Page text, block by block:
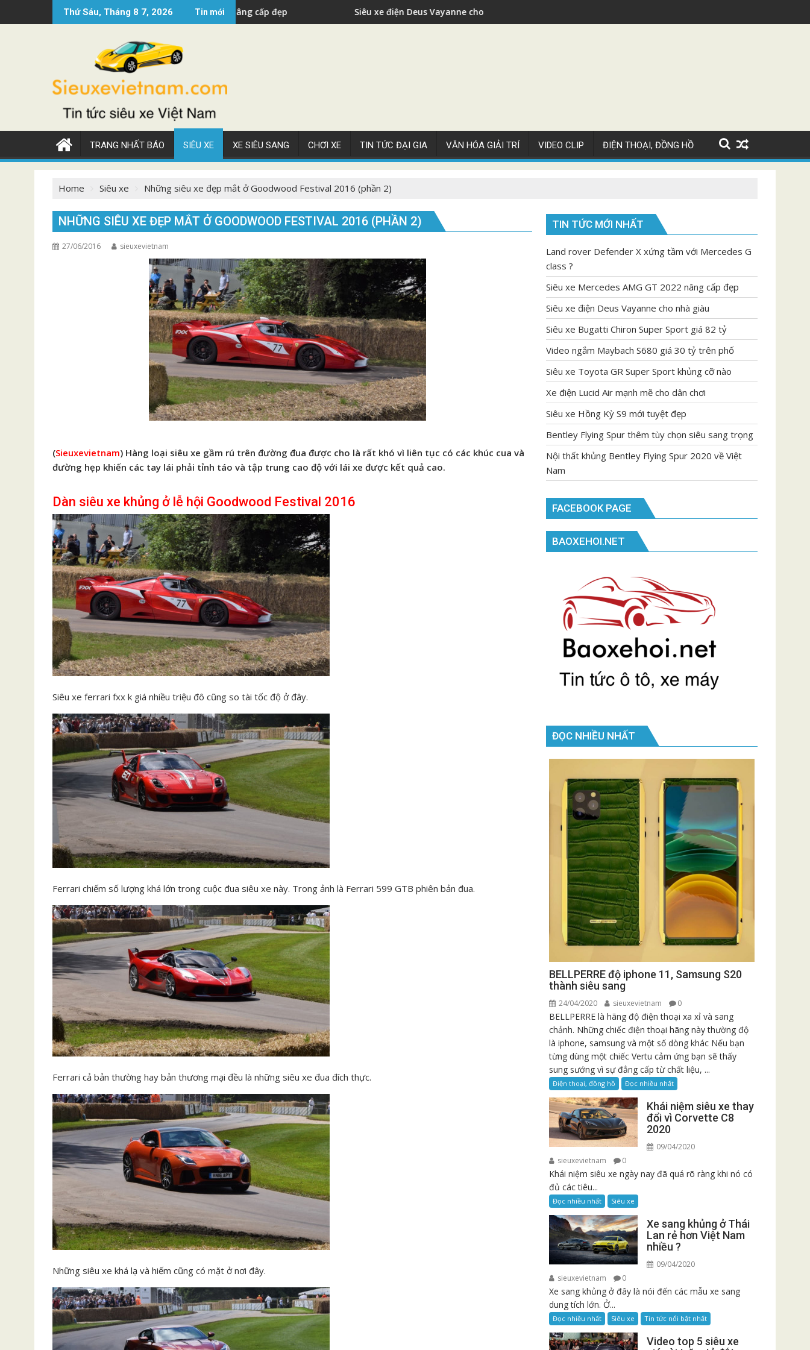
to
Thứ Sáu, Tháng 8 7, 2026 Tin mới
Mercedes AMG GT 2022 nâng cấp đẹp Siêu xe điện Deus Vayanne cho nhà giàu
TRANG NHẤT BÁO SIÊU XE XE SIÊU SANG CHƠI XE TIN TỨC ĐẠI GIA VĂN HÓA GIẢI TRÍ VIDEO CLIP ĐIỆN THOẠI, ĐỒNG HỒ
Home Siêu xe Những siêu xe đẹp mắt ở Goodwood Festival 2016 (phần 2)
NHỮNG SIÊU XE ĐẸP MẮT Ở GOODWOOD FESTIVAL 2016 (PHẦN 2)
27/06/2016 sieuxevietnam
(Sieuxevietnam) Hàng loại siêu xe gầm rú trên đường đua được cho là rất khó vì liên tục có các khúc cua và
đường hẹp khiến các tay lái phải tỉnh táo và tập trung cao độ với lái xe được kết quả cao.
Dàn siêu xe khủng ở lễ hội Goodwood Festival 2016
Siêu xe ferrari fxx k giá nhiều triệu đô cũng so tài tốc độ ở đây.
Ferrari chiếm số lượng khá lớn trong cuộc đua siêu xe này. Trong ảnh là Ferrari 599 GTB phiên bản đua.
Ferrari cả bản thường hay bản thương mại đều là những siêu xe đua đích thực.
Những siêu xe khá lạ và hiếm cũng có mặt ở nơi đây.
TIN TỨC MỚI NHẤT
Land rover Defender X xứng tầm với Mercedes G
class ?
Siêu xe Mercedes AMG GT 2022 nâng cấp đẹp
Siêu xe điện Deus Vayanne cho nhà giàu
Siêu xe Bugatti Chiron Super Sport giá 82 tỷ
Video ngắm Maybach S680 giá 30 tỷ trên phố
Siêu xe Toyota GR Super Sport khủng cỡ nào
Xe điện Lucid Air mạnh mẽ cho dân chơi
Siêu xe Hồng Kỳ S9 mới tuyệt đẹp
Bentley Flying Spur thêm tùy chọn siêu sang trọng
Nội thất khủng Bentley Flying Spur 2020 về Việt
Nam
FACEBOOK PAGE
BAOXEHOI.NET
ĐỌC NHIỀU NHẤT
BELLPERRE độ iphone 11, Samsung S20
thành siêu sang
24/04/2020 sieuxevietnam 0
BELLPERRE là hãng độ điện thoại xa xỉ và sang
chảnh. Những chiếc điện thoại hãng này thường độ
là iphone, samsung và một số dòng khác Nếu bạn
từng dùng một chiếc Vertu cảm ứng bạn sẽ thấy
sung sướng vì sự đẳng cấp từ chất liệu, ...
Điện thoại, đồng hồ Đọc nhiều nhất
Khái niệm siêu xe thay
đổi vì Corvette C8
2020
09/04/2020
sieuxevietnam
0
Khái niệm siêu xe ngày nay đã quá rõ ràng khi nó có
đủ các tiêu...
Đọc nhiều nhất Siêu xe
Xe sang khủng ở Thái
Lan rẻ hơn Việt Nam
nhiều ?
09/04/2020
sieuxevietnam
0
Xe sang khủng ở đây là nói đến các mẫu xe sang
dung tích lớn. Ở...
Đọc nhiều nhất Siêu xe Tin tức nổi bật nhất
Video top 5 siêu xe